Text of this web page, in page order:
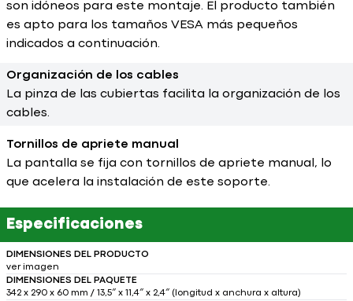
son idóneos para este montaje. El producto también
es apto para los tamaños VESA más pequeños
indicados a continuación.
Organización de los cables
La pinza de las cubiertas facilita la organización de los
cables.
Tornillos de apriete manual
La pantalla se fija con tornillos de apriete manual, lo
que acelera la instalación de este soporte.
Especificaciones
DIMENSIONES DEL PRODUCTO
ver imagen
DIMENSIONES DEL PAQUETE
342 x 290 x 60 mm / 13,5″ x 11,4″ x 2,4″ (longitud x anchura x altura)